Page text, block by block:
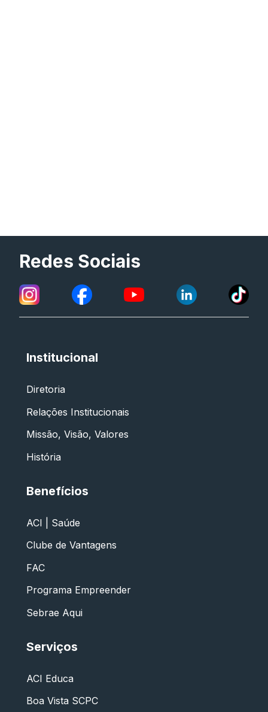
Redes Sociais
Institucional
Diretoria
Relações Institucionais
Missão, Visão, Valores
História
Benefícios
ACI | Saúde
Clube de Vantagens
FAC
Programa Empreender
Sebrae Aqui
Serviços
ACI Educa
Boa Vista SCPC